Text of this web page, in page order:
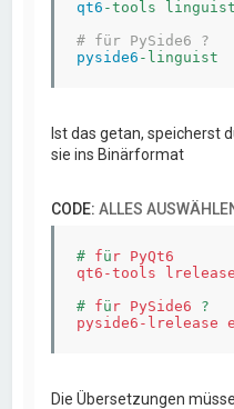
qt6 -tools linguist
# für PySide6 ?
pyside6
Ist das getan, speicherst
sie ins Binärformat
CODE:ALLES
# fü r PyQt6
qt6-tools
lrelease
# fü r PySide6
pyside6-lrelease
Die Übersetzungen